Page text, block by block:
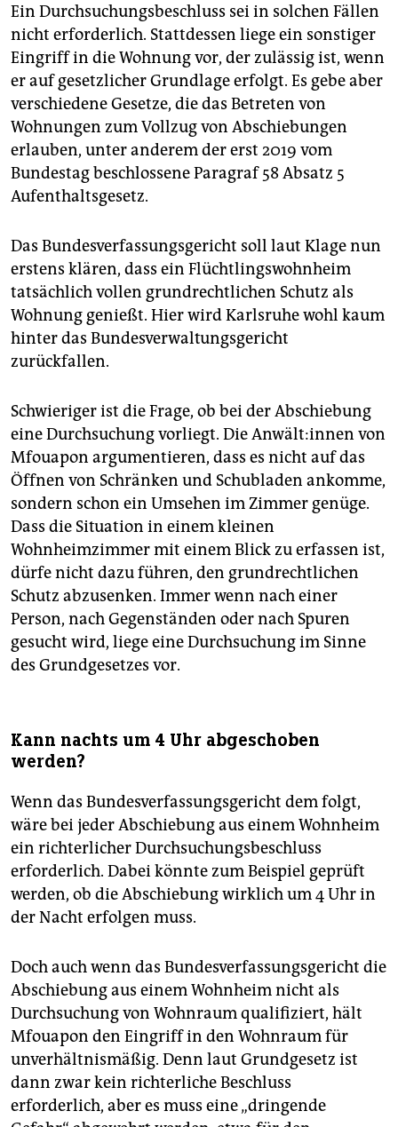
Ein Durchsuchungsbeschluss sei in solchen Fällen
nicht erforderlich. Stattdessen liege ein sonstiger
Eingriff in die Wohnung vor, der zulässig ist, wenn
er auf gesetzlicher Grundlage erfolgt. Es gebe aber
verschiedene Gesetze, die das Betreten von
Wohnungen zum Vollzug von Abschiebungen
erlauben, unter anderem der erst 2019 vom
Bundestag beschlossene Paragraf 58 Absatz 5
Aufenthaltsgesetz.
Das Bundesverfassungsgericht soll laut Klage nun
erstens klären, dass ein Flüchtlingswohnheim
tatsächlich vollen grundrechtlichen Schutz als
Wohnung genießt. Hier wird Karlsruhe wohl kaum
hinter das Bundesverwaltungsgericht
zurückfallen.
Schwieriger ist die Frage, ob bei der Abschiebung
eine Durchsuchung vorliegt. Die An­wäl­t:in­nen von
Mfouapon argumentieren, dass es nicht auf das
Öffnen von Schränken und Schubladen ankomme,
sondern schon ein Umsehen im Zimmer genüge.
Dass die Situation in einem kleinen
Wohnheimzimmer mit einem Blick zu erfassen ist,
dürfe nicht dazu führen, den grundrechtlichen
Schutz abzusenken. Immer wenn nach einer
Person, nach Gegenständen oder nach Spuren
gesucht wird, liege eine Durchsuchung im Sinne
des Grundgesetzes vor.
Kann nachts um 4 Uhr abgeschoben
werden?
Wenn das Bundesverfassungsgericht dem folgt,
wäre bei jeder Abschiebung aus einem Wohnheim
ein richterlicher Durchsuchungsbeschluss
erforderlich. Dabei könnte zum Beispiel geprüft
werden, ob die Abschiebung wirklich um 4 Uhr in
der Nacht erfolgen muss.
Doch auch wenn das Bundesverfassungsgericht die
Abschiebung aus einem Wohnheim nicht als
Durchsuchung von Wohnraum qualifiziert, hält
Mfouapon den Eingriff in den Wohnraum für
unverhältnismäßig. Denn laut Grundgesetz ist
dann zwar kein richterliche Beschluss
erforderlich, aber es muss eine „dringende